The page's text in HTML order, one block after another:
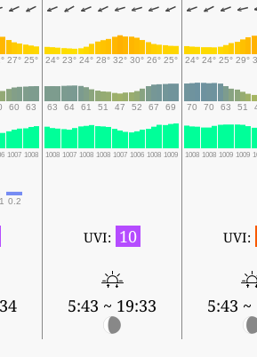
27° 25° 24° 23° 24° 28° 32° 30° 26° 25° 24° 24° 25° 29°
60 63 63 64 61 51 47 52 67 69 70 70 63 51
1007 1008 1008 1007 1008 1008 1007 1006 1008 1009 1008 1008 1009 1009
0.2
UVI: 10
5:43 ~ 19:33
UVI:
5:43 ~